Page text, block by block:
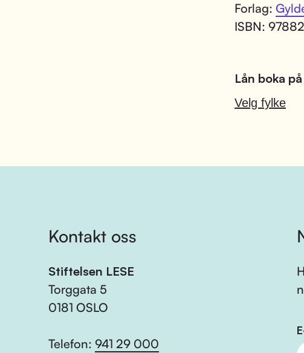
Forlag:
ISBN:
Lån boka
Velg fylke
Kontakt oss
Stiftelsen LESE
Torggata 5
0181 OSLO
Telefon: 941 29 000